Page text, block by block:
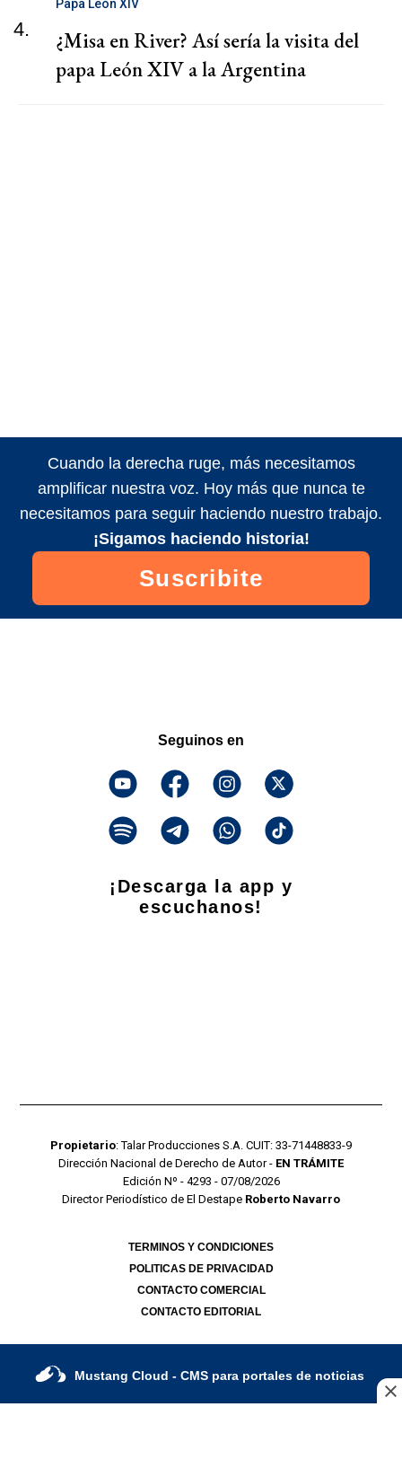
4.
Papa León XIV
¿Misa en River? Así sería la visita del
papa León XIV a la Argentina
Cuando la derecha ruge, más necesitamos
amplificar nuestra voz. Hoy más que nunca te
necesitamos para seguir haciendo nuestro trabajo.
¡Sigamos haciendo historia!
Suscribite
Seguinos en
¡Descarga la app y
escuchanos!
Propietario: Talar Producciones S.A. CUIT: 33-71448833-9
Dirección Nacional de Derecho de Autor - EN TRÁMITE
Edición Nº - 4293 - 07/08/2026
Director Periodístico de El Destape Roberto Navarro
TERMINOS Y CONDICIONES
POLITICAS DE PRIVACIDAD
CONTACTO COMERCIAL
CONTACTO EDITORIAL
Mustang Cloud - CMS para portales de noticias